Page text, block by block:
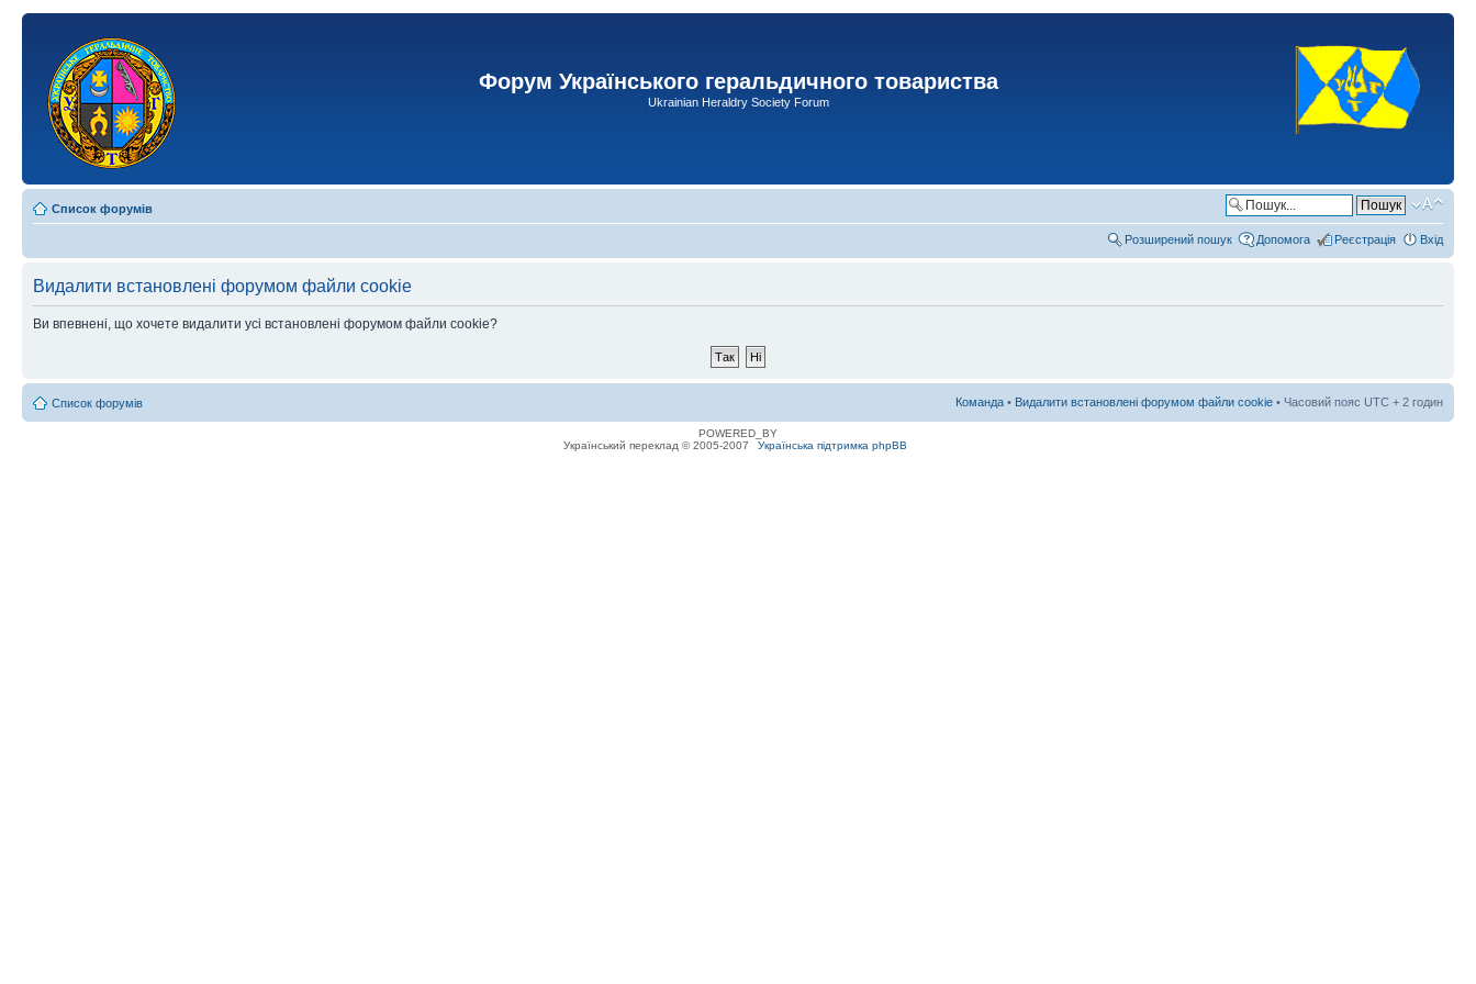
Форум Українського геральдичного товариства
Ukrainian Heraldry Society Forum
Список форумів
Розширений пошук Допомога Реєстрація Вхід
Видалити встановлені форумом файли cookie
Ви впевнені, що хочете видалити усі встановлені форумом файли cookie?
Список форумів Команда • Видалити встановлені форумом файли cookie • Часовий пояс UTC + 2 годин
POWERED_BY
Український переклад © 2005-2007
Українська підтримка phpBB